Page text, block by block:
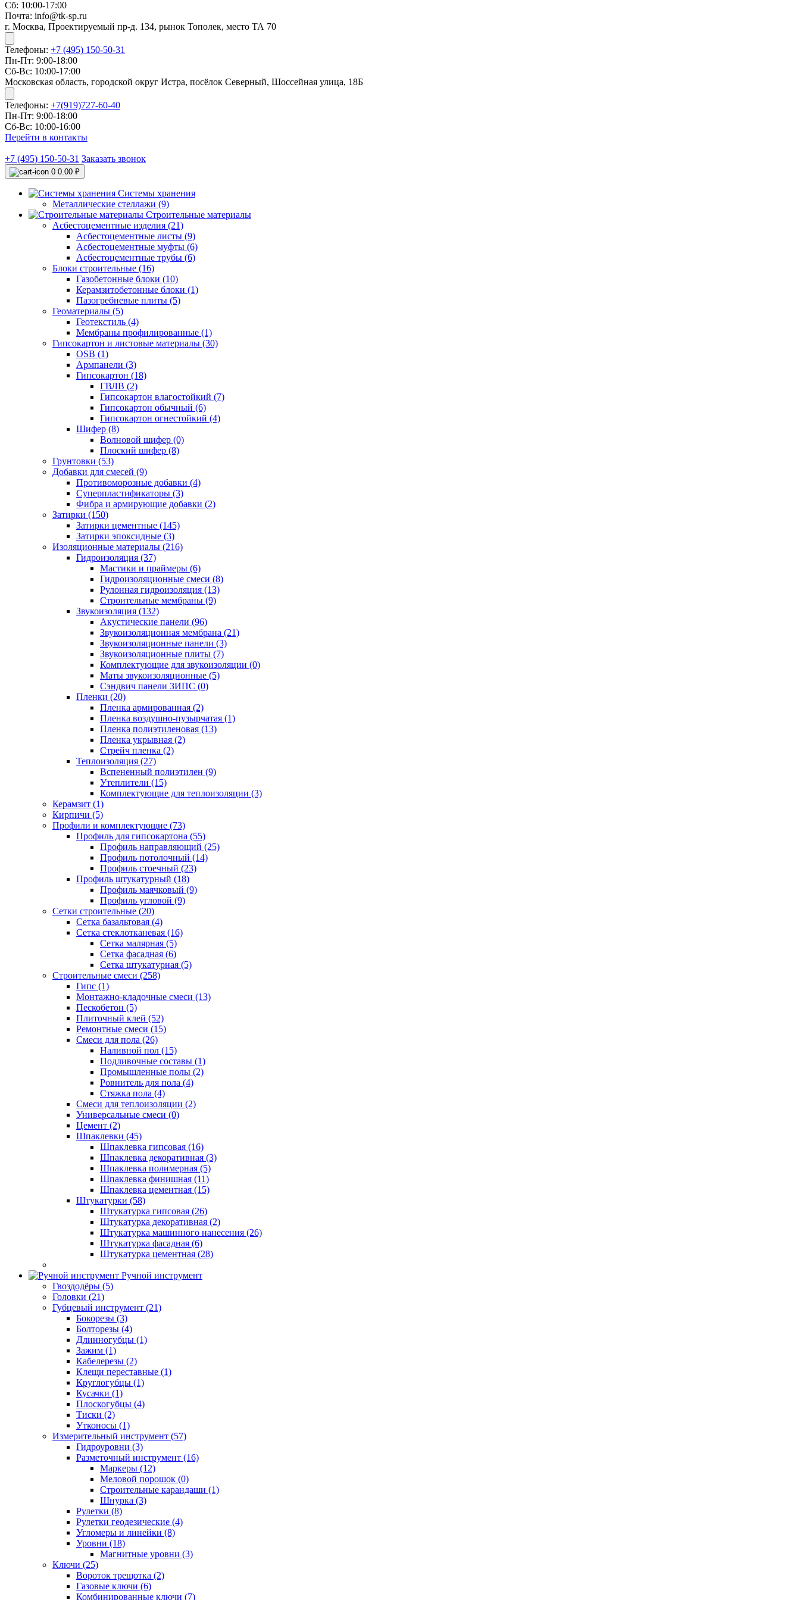
Сб: 10:00-17:00
Почта: info@tk-sp.ru
г. Москва, Проектируемый пр-д. 134, рынок Тополек, место ТА 70
Телефоны: +7 (495) 150-50-31
Пн-Пт: 9:00-18:00
Сб-Вс: 10:00-17:00
Московская область, городской округ Истра, посёлок Северный, Шоссейная улица, 18Б
Телефоны: +7(919)727-60-40
Пн-Пт: 9:00-18:00
Сб-Вс: 10:00-16:00
Перейти в контакты
+7 (495) 150-50-31 Заказать звонок
0 0.00 ₽
Системы хранения
Металлические стеллажи (9)
Строительные материалы
Асбестоцементные изделия (21)
Асбестоцементные листы (9)
Асбестоцементные муфты (6)
Асбестоцементные трубы (6)
Блоки строительные (16)
Газобетонные блоки (10)
Керамзитобетонные блоки (1)
Пазогребневые плиты (5)
Геоматериалы (5)
Геотекстиль (4)
Мембраны профилированные (1)
Гипсокартон и листовые материалы (30)
OSB (1)
Армпанели (3)
Гипсокартон (18)
ГВЛВ (2)
Гипсокартон влагостойкий (7)
Гипсокартон обычный (6)
Гипсокартон огнестойкий (4)
Шифер (8)
Волновой шифер (0)
Плоский шифер (8)
Грунтовки (53)
Добавки для смесей (9)
Противоморозные добавки (4)
Суперпластификаторы (3)
Фибра и армирующие добавки (2)
Затирки (150)
Затирки цементные (145)
Затирки эпоксидные (3)
Изоляционные материалы (216)
Гидроизоляция (37)
Мастики и праймеры (6)
Гидроизоляционные смеси (8)
Рулонная гидроизоляция (13)
Строительные мембраны (9)
Звукоизоляция (132)
Акустические панели (96)
Звукоизоляционная мембрана (21)
Звукоизоляционные панели (3)
Звукоизоляционные плиты (7)
Комплектующие для звукоизоляции (0)
Маты звукоизоляционные (5)
Сэндвич панели ЗИПС (0)
Пленки (20)
Пленка армированная (2)
Пленка воздушно-пузырчатая (1)
Пленка полиэтиленовая (13)
Пленка укрывная (2)
Стрейч пленка (2)
Теплоизоляция (27)
Вспененный полиэтилен (9)
Утеплители (15)
Комплектующие для теплоизоляции (3)
Керамзит (1)
Кирпичи (5)
Профили и комплектующие (73)
Профиль для гипсокартона (55)
Профиль направляющий (25)
Профиль потолочный (14)
Профиль стоечный (23)
Профиль штукатурный (18)
Профиль маячковый (9)
Профиль угловой (9)
Сетки строительные (20)
Сетка базальтовая (4)
Сетка стеклотканевая (16)
Сетка малярная (5)
Сетка фасадная (6)
Сетка штукатурная (5)
Строительные смеси (258)
Гипс (1)
Монтажно-кладочные смеси (13)
Пескобетон (5)
Плиточный клей (52)
Ремонтные смеси (15)
Смеси для пола (26)
Наливной пол (15)
Подливочные составы (1)
Промышленные полы (2)
Ровнитель для пола (4)
Стяжка пола (4)
Смеси для теплоизоляции (2)
Универсальные смеси (0)
Цемент (2)
Шпаклевки (45)
Шпаклевка гипсовая (16)
Шпаклевка декоративная (3)
Шпаклевка полимерная (5)
Шпаклевка финишная (11)
Шпаклевка цементная (15)
Штукатурки (58)
Штукатурка гипсовая (26)
Штукатурка декоративная (2)
Штукатурка машинного нанесения (26)
Штукатурка фасадная (6)
Штукатурка цементная (28)
Ручной инструмент
Гвоздодёры (5)
Головки (21)
Губцевый инструмент (21)
Бокорезы (3)
Болторезы (4)
Длинногубцы (1)
Зажим (1)
Кабелерезы (2)
Клещи переставные (1)
Круглогубцы (1)
Кусачки (1)
Плоскогубцы (4)
Тиски (2)
Утконосы (1)
Измерительный инструмент (57)
Гидроуровни (3)
Разметочный инструмент (16)
Маркеры (12)
Меловой порошок (0)
Строительные карандаши (1)
Шнурка (3)
Рулетки (8)
Рулетки геодезические (4)
Угломеры и линейки (8)
Уровни (18)
Магнитные уровни (3)
Ключи (25)
Вороток трещотка (2)
Газовые ключи (6)
Комбинированные ключи (7)